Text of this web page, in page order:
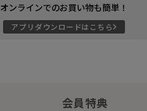
オンラインでのお買い物も簡単！
アプリダウンロードはこちら
会員特典